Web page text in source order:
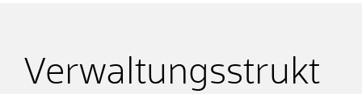
Verwaltungsstrukt